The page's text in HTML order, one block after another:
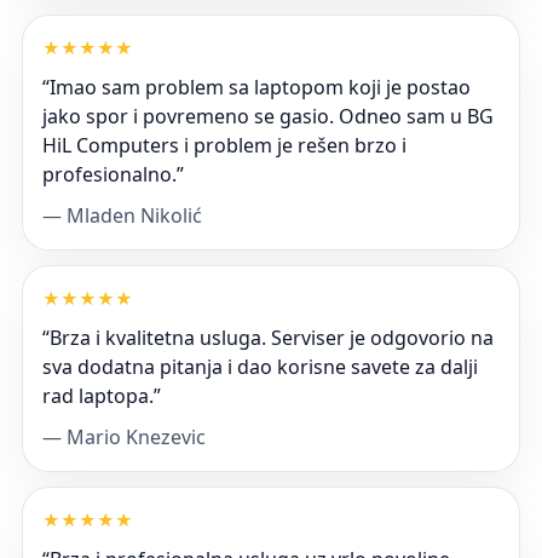
★★★★★
“Imao sam problem sa laptopom koji je postao
jako spor i povremeno se gasio. Odneo sam u BG
HiL Computers i problem je rešen brzo i
profesionalno.”
— Mladen Nikolić
★★★★★
“Brza i kvalitetna usluga. Serviser je odgovorio na
sva dodatna pitanja i dao korisne savete za dalji
rad laptopa.”
— Mario Knezevic
★★★★★